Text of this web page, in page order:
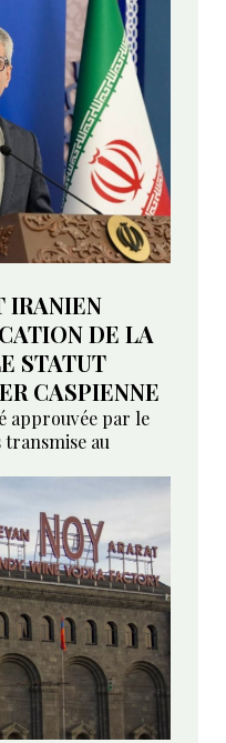
IRANIEN
DE LA
STATUT
CASPIENNE
approuvée par le
au